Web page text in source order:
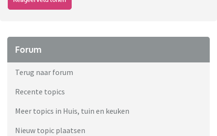
Forum
Terug naar forum
Recente topics
Meer topics in Huis, tuin en keuken
Nieuw topic plaatsen